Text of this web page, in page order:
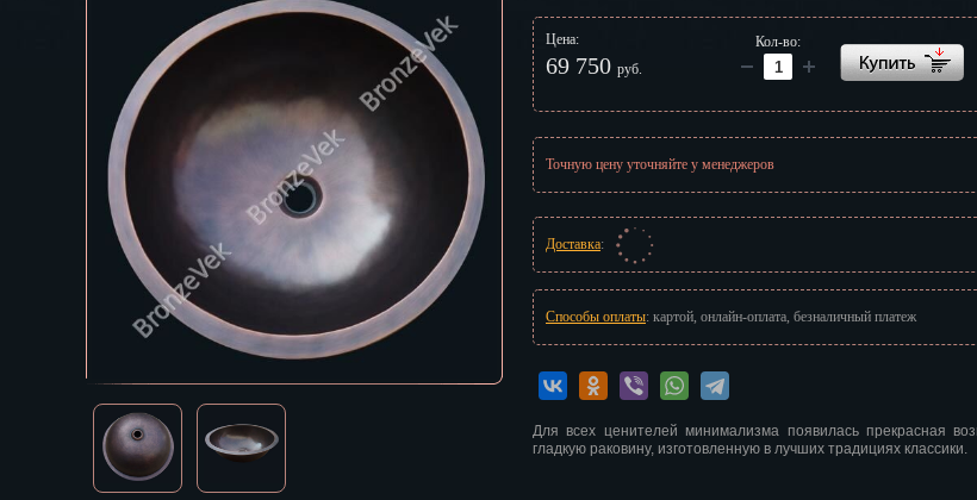
Дзержинск
Екатеринбург
Зеленоград
Иваново
Ижевск
Иркутск
Йошкар-Ола
Казань
Калининград
Калуга
Кострома
Цена:
69 750 руб.
Кол-во:
Точную цену уточняйте у менеджеров
Доставка:
Способы оплаты: картой, онлайн-оплата, безналичный платеж
Для всех ценителей минимализма появилась прекрасная
гладкую раковину, изготовленную в лучших традициях классики.